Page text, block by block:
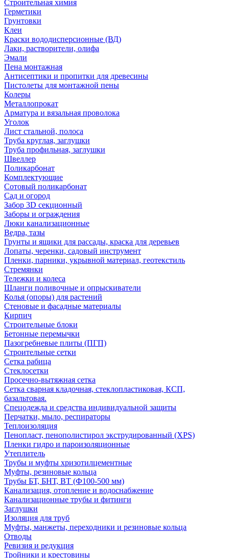
Строительная химия
Герметики
Грунтовки
Клеи
Краски вододисперсионные (ВД)
Лаки, растворители, олифа
Эмали
Пена монтажная
Антисептики и пропитки для древесины
Пистолеты для монтажной пены
Колеры
Металлопрокат
Арматура и вязальная проволока
Уголок
Лист стальной, полоса
Труба круглая, заглушки
Труба профильная, заглушки
Швеллер
Поликарбонат
Комплектующие
Сотовый поликарбонат
Сад и огород
Забор 3D секционный
Заборы и ограждения
Люки канализационные
Ведра, тазы
Грунты и ящики для рассады, краска для деревьев
Лопаты, черенки, садовый инструмент
Пленки, парники, укрывной материал, геотекстиль
Стремянки
Тележки и колеса
Шланги поливочные и опрыскиватели
Колья (опоры) для растений
Стеновые и фасадные материалы
Кирпич
Строительные блоки
Бетонные перемычки
Пазогребневые плиты (ПГП)
Строительные сетки
Сетка рабица
Стеклосетки
Просечно-вытяжная сетка
Сетка сварная кладочная, стеклопластиковая, КСП,
базальтовая.
Спецодежда и средства индивидуальной защиты
Перчатки, мыло, респираторы
Теплоизоляция
Пенопласт, пенополистирол экструдированный (XPS)
Пленки гидро и пароизоляционные
Утеплитель
Трубы и муфты хризотилцементные
Муфты, резиновые кольца
Трубы БТ, БНТ, ВТ (Ф100-500 мм)
Канализация, отопление и водоснабжение
Канализационные трубы и фитинги
Заглушки
Изоляция для труб
Муфты, манжеты, переходники и резиновые кольца
Отводы
Ревизия и редукция
Тройники и крестовины